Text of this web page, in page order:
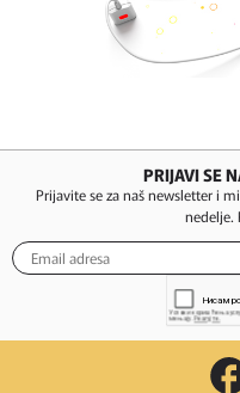
PRIJAVI SE
Prijavite se za naš newsletter i
nedelje.